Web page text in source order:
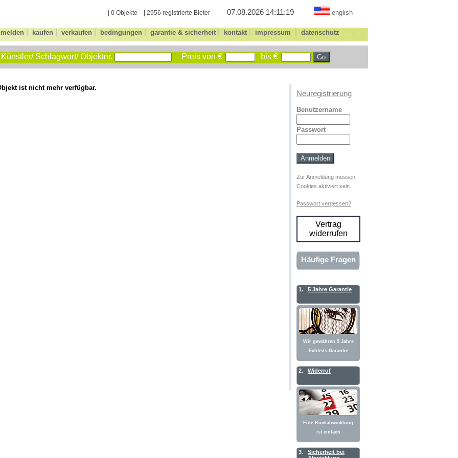
| 0 Objekte | 2956 registrierte Bieter 07.08.2026 14:11:19 english
kaufen verkaufen bedingungen garantie & sicherheit kontakt impressum datenschutz
Künstler/ Schlagwort/ Objektnr. Preis von € bis €
ist nicht mehr verfügbar.
Neuregistrierung
Benutzername
Passwort
Zur Anmeldung müssen
Cookies aktiviert sein.
Passwort vergessen?
Vertrag
widerrufen
Häufige Fragen
1. 5 Jahre Garantie
Wir gewähren 5 Jahre
Echteits-Garantie
2. Widerruf
Eine Rückabwicklung
ist einfach
3.
Sicherheit bei